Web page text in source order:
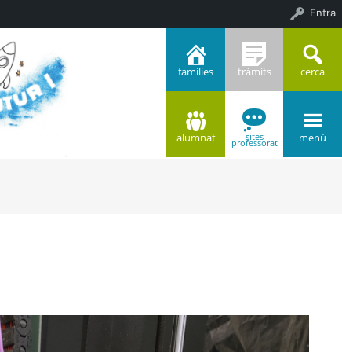
famílies tràmits cerca
alumnat sites
professorat menú
Entra